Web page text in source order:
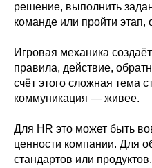
решение, выполнить
команде или пройти этап,
Игровая механика
правила, действие,
счёт этого сложная тема
коммуникация — живее.
Для HR это может быть
ценности компании. Для
стандартов или